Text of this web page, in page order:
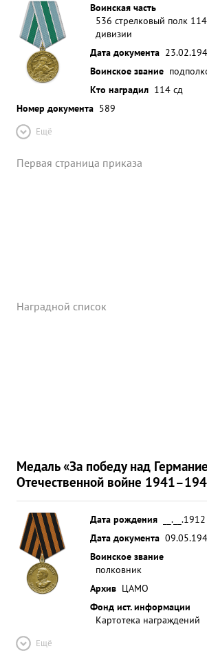
Воинская часть
536 стрелковый полк
дивизии
Дата документа
Воинское звание
Кто наградил 114 сд
Номер документа 589
Ещё
Первая страница приказа
Наградной список
Медаль «За победу над
Отечественной войне
Дата рождения
__.__.1912
Дата документа
Воинское звание
полковник
Архив ЦАМО
Фонд ист. информации
Картотека награждений
Ещё